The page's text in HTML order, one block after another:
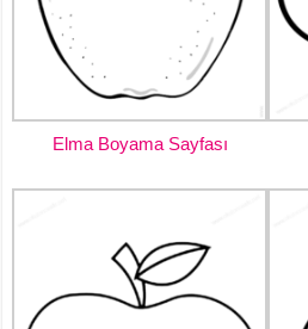
Elma Boyama Sayfası